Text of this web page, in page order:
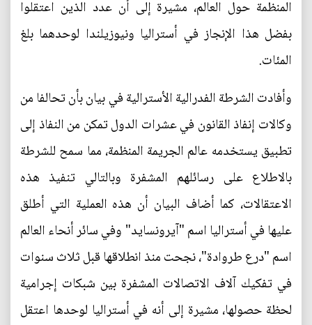
المنظمة حول العالم، مشيرة إلى أن عدد الذين اعتقلوا
بفضل هذا الإنجاز في أستراليا ونيوزيلندا لوحدهما بلغ
المئات.
وأفادت الشرطة الفدرالية الأسترالية في بيان بأن تحالفا من
وكالات إنفاذ القانون في عشرات الدول تمكن من النفاذ إلى
تطبيق يستخدمه عالم الجريمة المنظمة، مما سمح للشرطة
بالاطلاع على رسائلهم المشفرة وبالتالي تنفيذ هذه
الاعتقالات، كما أضاف البيان أن هذه العملية التي أطلق
عليها في أستراليا اسم "آيرونسايد" وفي سائر أنحاء العالم
اسم "درع طروادة"، نجحت منذ انطلاقها قبل ثلاث سنوات
في تفكيك آلاف الاتصالات المشفرة بين شبكات إجرامية
لحظة حصولها، مشيرة إلى أنه في أستراليا لوحدها اعتقل